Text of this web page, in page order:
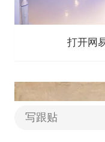
打开网
写跟贴